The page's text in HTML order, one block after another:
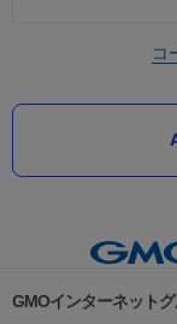
コ
GMOインターネット